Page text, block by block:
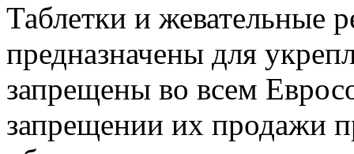
Таблетки и жевательные
предназначены для
запрещены во всем
запрещении их продажи